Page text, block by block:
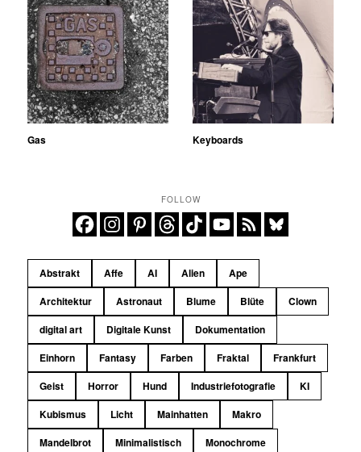
Gas Keyboards
FOLLOW
Abstrakt Affe AI Alien
Ape
Architektur
Astronaut Blume Blüte
Clown
digital art
Digitale Kunst
Dokumentation
Einhorn
Fantasy Farben Fraktal
Frankfurt
Geist
Horror Hund Industriefotografie
KI
Kubismus
Licht Mainhatten
Makro
Mandelbrot
Minimalistisch Monochrome